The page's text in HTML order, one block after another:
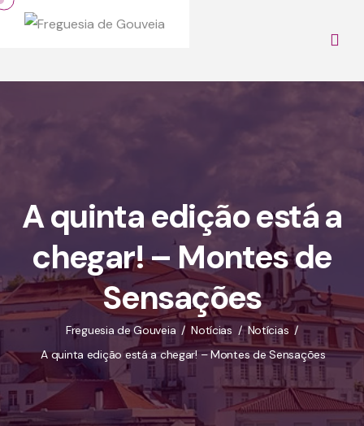
A quinta edição está a
chegar! – Montes de
Sensações
Freguesia de Gouveia Notícias
Notícias
A quinta edição está a chegar! – Montes de Sensações